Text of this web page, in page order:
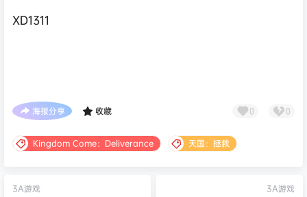
XD1311
海报分享 收藏 0 0
Kingdom Come：Deliverance 天国：拯救
3A游戏 3A游戏